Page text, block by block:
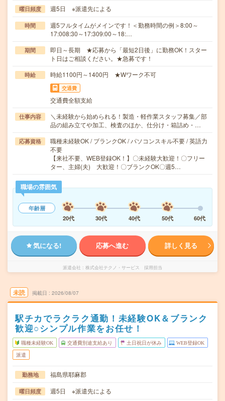
曜日頻度 週5日 ※派遣先による
時間
週5フルタイムがメインです！＜勤務時間の例＞8:00～
17:008:30～17:309:00～18:…
期間
即日～長期 ★応募から「最短2日後」に勤務OK！スター
ト日はご相談ください。★急募です！
時給 時給1100円～1400円 ★Wワーク不可
交通費
交通費全額支給
仕事内容
＼未経験から始められる！製造・軽作業スタッフ募集／部
品の組み立てや加工、検査のほか、仕分け・箱詰め・…
応募資格
職種未経験OK / ブランクOK / パソコンスキル不要 / 英語力
不要
【来社不要、WEB登録OK！】〇未経験大歓迎！〇フリー
ター、主婦(夫) 大歓迎！〇ブランクOK〇週5…
職場の雰囲気
年齢層
20代
30代 40代 50代 60代
気になる! 応募へ進む 詳しく見る
派遣会社 株式会社テクノ・サービス 採用担当
未読 掲載日 2026/08/07
駅チカでラクラク通勤！未経験OK＆ブランク
歓迎○シンプル作業をお任せ！
職種未経験OK 交通費別途支給あり 土日祝日が休み WEB登録OK
派遣
勤務地 福島県耶麻郡
曜日頻度 週5日 ※派遣先による